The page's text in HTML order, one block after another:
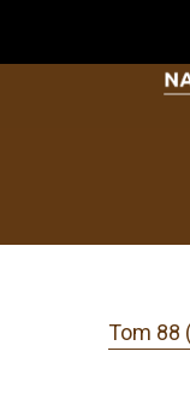
Tom 88